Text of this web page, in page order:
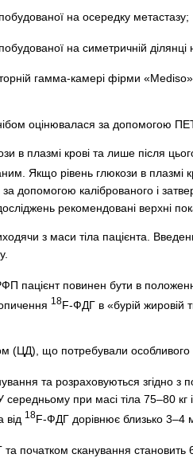
на осередку метастазу;
на симетричній
гамма-камері фірми
оцінювалася за допомогою
в плазмі крові та лише після
Якщо рівень глюкози в плазмі
допомогою каліброваного і
рекомендовані верхні
з маси тіла пацієнта.
пацієнт повинен бути в
18F-ФДГ в «бурій жировій
(ЦД), що потребували особливого
та розраховуються згідно
при масі тіла 75–80
від 18F-ФДГ дорівнює близько 3–4
початком сканування становить